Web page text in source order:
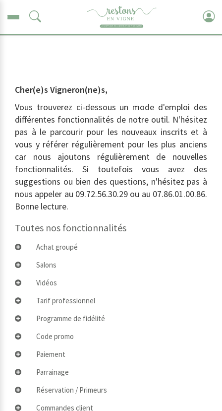
Rechercher
Cher(e)s Vigneron(ne)s,
Vous trouverez ci-dessous un mode d'emploi des
différentes fonctionnalités de notre outil. N'hésitez
pas à le parcourir pour les nouveaux inscrits et à
vous y référer régulièrement pour les plus anciens
car nous ajoutons régulièrement de nouvelles
fonctionnalités. Si toutefois vous avez des
suggestions ou bien des questions, n'hésitez pas à
nous appeler au 09.72.56.30.29 ou au 07.86.01.00.86.
Bonne lecture.
Toutes nos fonctionnalités
Achat groupé
Salons
Vidéos
Tarif professionnel
Programme de fidélité
Code promo
Paiement
Parrainage
Réservation / Primeurs
Commandes client